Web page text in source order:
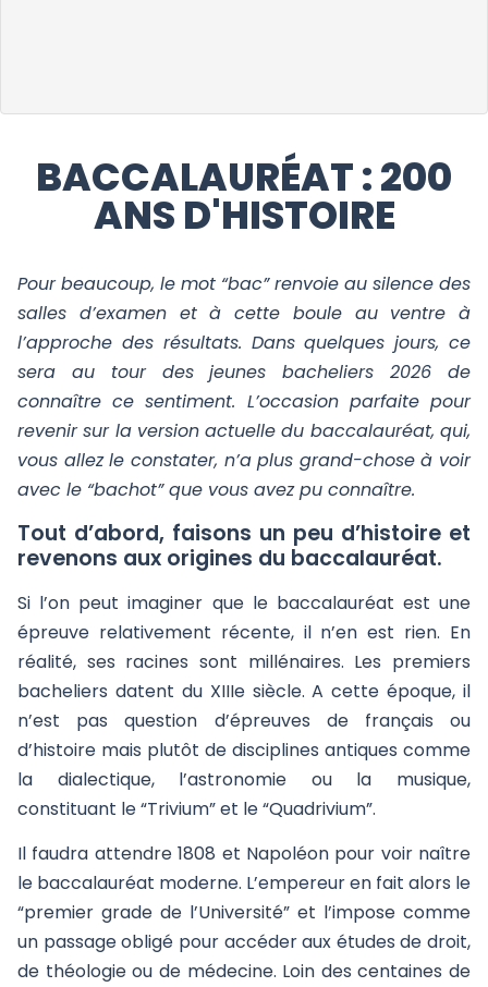
BACCALAURÉAT : 200
ANS D'HISTOIRE​
Pour beaucoup, le mot “bac” renvoie au silence des
salles d’examen et à cette boule au ventre à
l’approche des résultats. Dans quelques jours, ce
sera au tour des jeunes bacheliers 2026 de
connaître ce sentiment. L’occasion parfaite pour
revenir sur la version actuelle du baccalauréat, qui,
vous allez le constater, n’a plus grand-chose à voir
avec le “bachot” que vous avez pu connaître.
Tout d’abord, faisons un peu d’histoire et
revenons aux origines du baccalauréat.
Si l’on peut imaginer que le baccalauréat est une
épreuve relativement récente, il n’en est rien. En
réalité, ses racines sont millénaires. Les premiers
bacheliers datent du XIIIe siècle. A cette époque, il
n’est pas question d’épreuves de français ou
d’histoire mais plutôt de disciplines antiques comme
la dialectique, l’astronomie ou la musique,
constituant le “Trivium” et le “Quadrivium”.
Il faudra attendre 1808 et Napoléon pour voir naître
le baccalauréat moderne. L’empereur en fait alors le
“premier grade de l’Université” et l’impose comme
un passage obligé pour accéder aux études de droit,
de théologie ou de médecine. Loin des centaines de